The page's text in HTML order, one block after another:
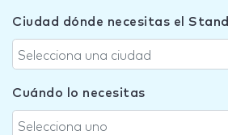
Ciudad dónde necesitas el Stand
Selecciona una ciudad
Cuándo lo necesitas
Selecciona uno